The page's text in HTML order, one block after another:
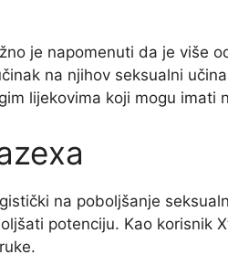
je napomenuti da je više
na njihov seksualni
lijekovima koji mogu imati
na poboljšanje
potenciju. Kao korisnik